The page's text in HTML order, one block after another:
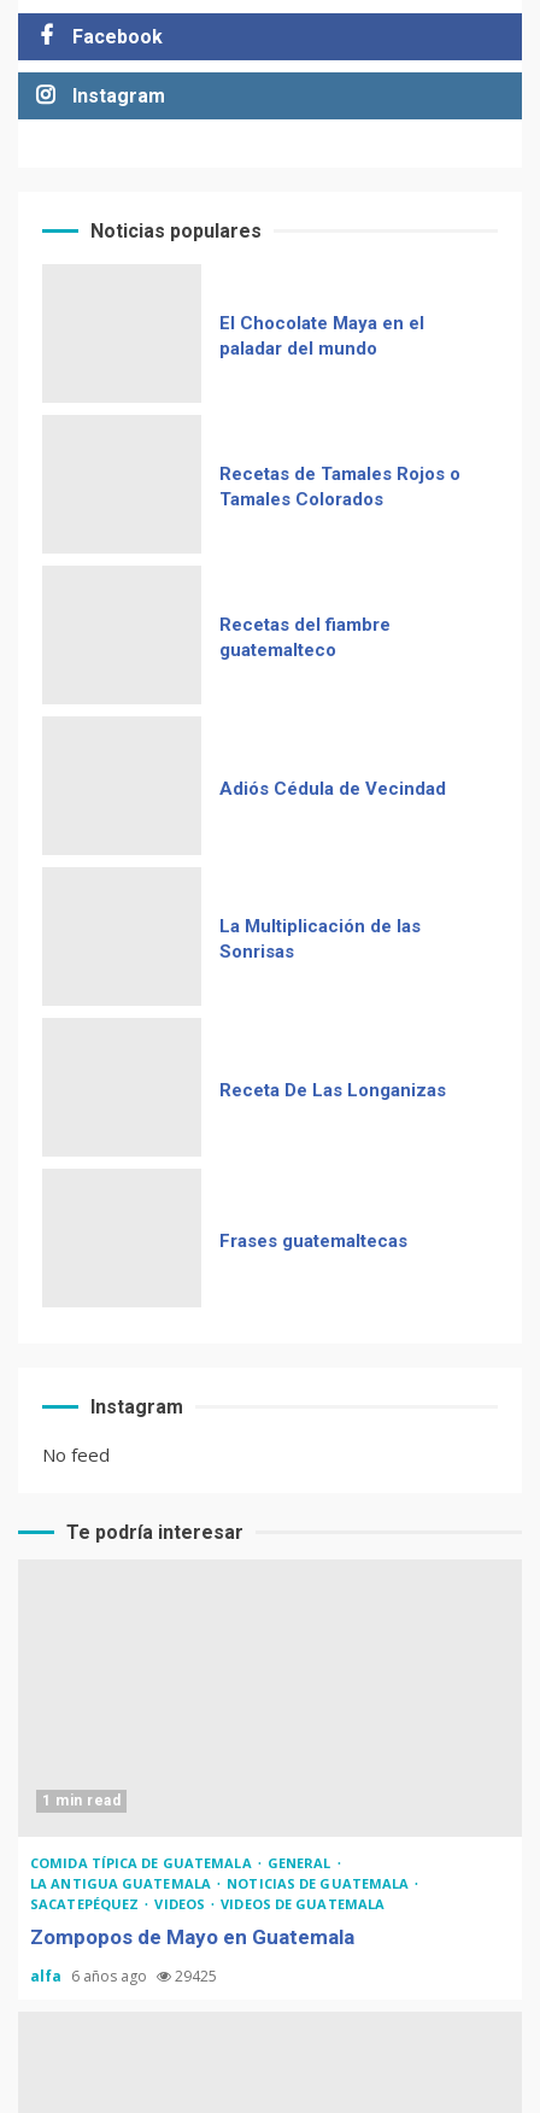
Facebook
Instagram
Noticias populares
El Chocolate Maya en el
paladar del mundo
Recetas de Tamales Rojos o
Tamales Colorados
Recetas del fiambre
guatemalteco
Adiós Cédula de Vecindad
La Multiplicación de las
Sonrisas
Receta De Las Longanizas
Frases guatemaltecas
Instagram
No feed
Te podría interesar
1 min read
COMIDA TÍPICA DE GUATEMALA
GENERAL
LA ANTIGUA GUATEMALA
NOTICIAS DE GUATEMALA
SACATEPÉQUEZ
VIDEOS VIDEOS DE GUATEMALA
Zompopos de Mayo en Guatemala
alfa 6 años ago 29425